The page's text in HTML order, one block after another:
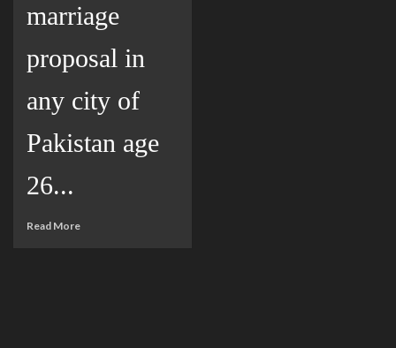
marriage
proposal in
any city of
Pakistan age
26...
Read More